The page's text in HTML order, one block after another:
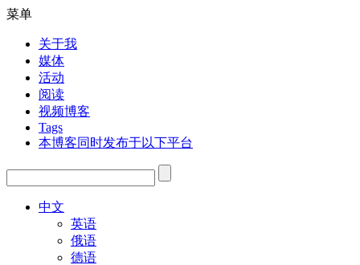
菜单
关于我
媒体
活动
阅读
视频博客
Tags
本博客同时发布于以下平台
中文
英语
俄语
德语